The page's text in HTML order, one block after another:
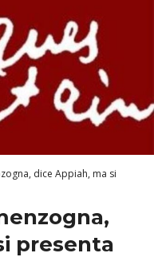
dice Appiah, ma si
presenta